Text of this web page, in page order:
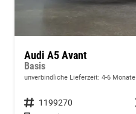
Audi A5 Avant
Basis
unverbindliche Lieferzeit: 4-6 Monate
Fahrzeugnummer 1199270